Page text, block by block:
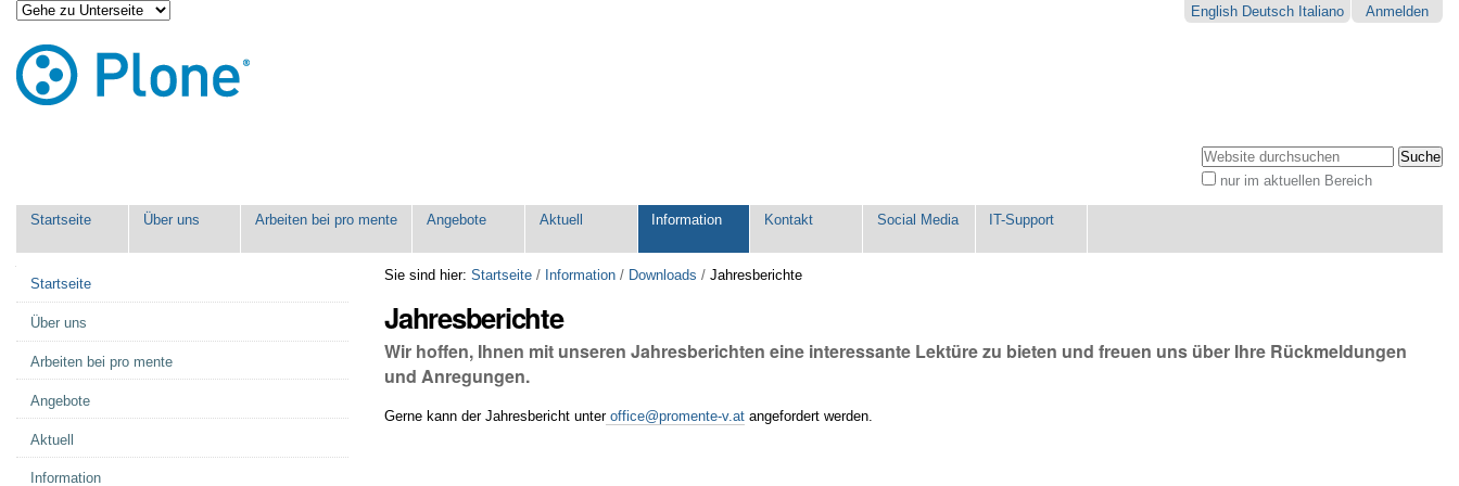
Direkt
zum
Inhalt
|
Direkt
zur
Benutzerspezifische
Werkzeuge
Anmelden
English Deutsch Italiano
Website durchsuchen
nur im aktuellen Bereich
Startseite Über uns Arbeiten bei pro mente Angebote Aktuell Information Kontakt Social Media IT-Support
Sie sind hier: Startseite / Information / Downloads /Jahresberichte
Jahresberichte
Wir hoffen, Ihnen mit unseren Jahresberichten eine interessante Lektüre zu bieten und freuen uns über Ihre Rückmeldungen
und Anregungen.
Gerne kann der Jahresberichtunteroffice@promente-v.at angefordert werden.
Startseite
Über uns
Arbeiten bei pro mente
Angebote
Aktuell
Information